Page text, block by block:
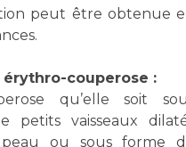
peut être obtenue
érythro-couperose :
qu’elle soit
petits vaisseaux
ou sous forme